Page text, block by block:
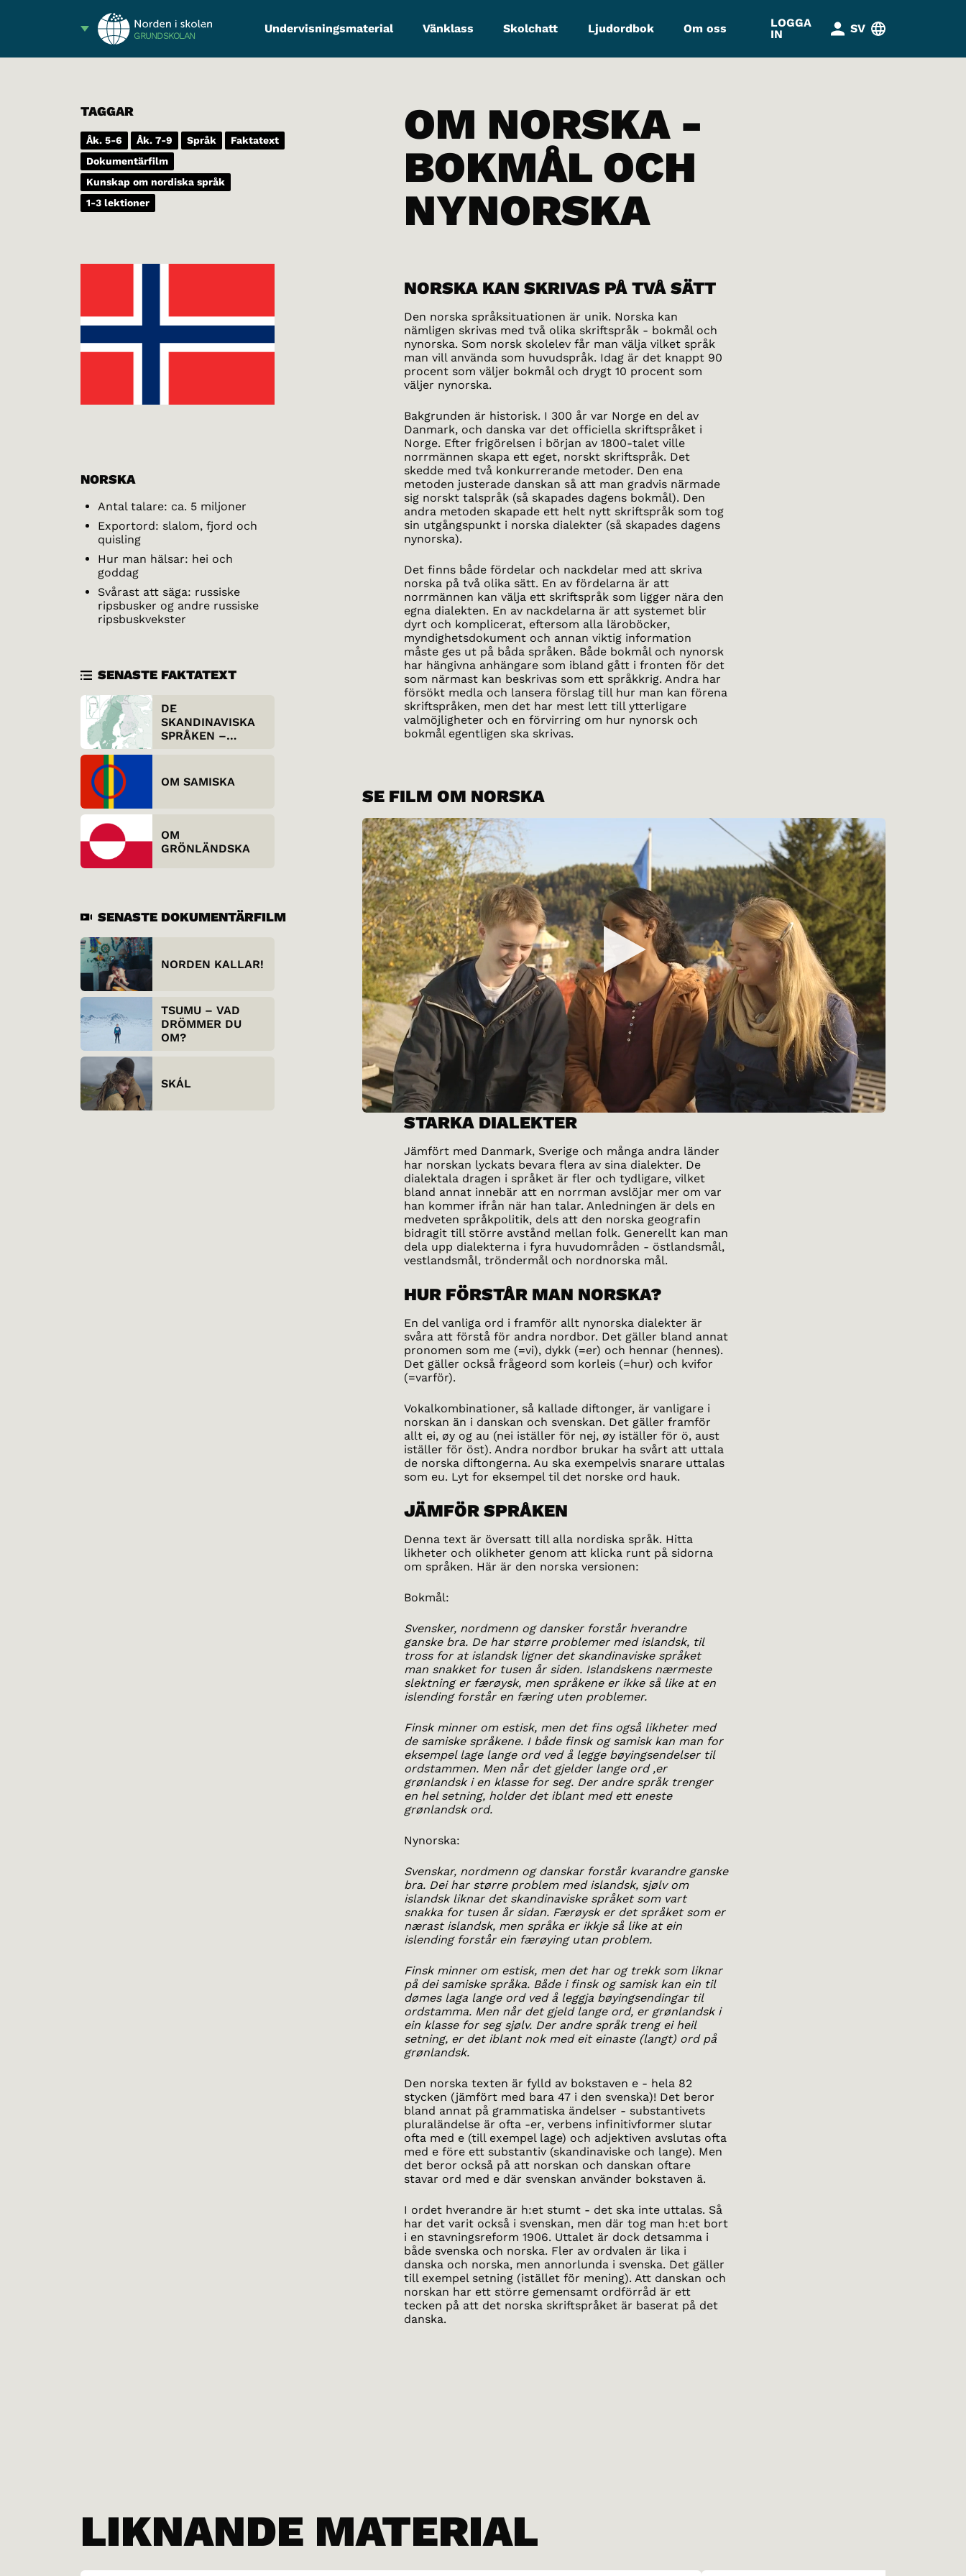
GRUNDSKOLAN
Undervisningsmaterial Vänklass Skolchatt Ljudordbok Om oss
LOGGA
IN
SV
TAGGAR
Åk. 5-6 Åk. 7-9 Språk
Faktatext
Dokumentärfilm
Kunskap om nordiska språk
1-3 lektioner
NORSKA
Antal talare: ca. 5 miljoner
Exportord: slalom, fjord och
quisling
Hur man hälsar: hei och
goddag
Svårast att säga: russiske
ripsbusker og andre russiske
ripsbuskvekster
SENASTE FAKTATEXT
DE
SKANDINAVISKA
SPRÅKEN –
OM SAMISKA
OM
GRÖNLÄNDSKA
SENASTE DOKUMENTÄRFILM
NORDEN KALLAR!
TSUMU – VAD
DRÖMMER DU
OM?
SKÁL
OM NORSKA -
BOKMÅL OCH
NYNORSKA
NORSKA KAN SKRIVAS PÅ TVÅ SÄTT
Den norska språksituationen är unik. Norska kan
nämligen skrivas med två olika skriftspråk - bokmål och
nynorska. Som norsk skolelev får man välja vilket språk
man vill använda som huvudspråk. Idag är det knappt 90
procent som väljer bokmål och drygt 10 procent som
väljer nynorska.
Bakgrunden är historisk. I 300 år var Norge en del av
Danmark, och danska var det officiella skriftspråket i
Norge. Efter frigörelsen i början av 1800-talet ville
norrmännen skapa ett eget, norskt skriftspråk. Det
skedde med två konkurrerande metoder. Den ena
metoden justerade danskan så att man gradvis närmade
sig norskt talspråk (så skapades dagens bokmål). Den
andra metoden skapade ett helt nytt skriftspråk som tog
sin utgångspunkt i norska dialekter (så skapades dagens
nynorska).
Det finns både fördelar och nackdelar med att skriva
norska på två olika sätt. En av fördelarna är att
norrmännen kan välja ett skriftspråk som ligger nära den
egna dialekten. En av nackdelarna är att systemet blir
dyrt och komplicerat, eftersom alla läroböcker,
myndighetsdokument och annan viktig information
måste ges ut på båda språken. Både bokmål och nynorsk
har hängivna anhängare som ibland gått i fronten för det
som närmast kan beskrivas som ett språkkrig. Andra har
försökt medla och lansera förslag till hur man kan förena
skriftspråken, men det har mest lett till ytterligare
valmöjligheter och en förvirring om hur nynorsk och
bokmål egentligen ska skrivas.
SE FILM OM NORSKA
STARKA DIALEKTER
Jämfört med Danmark, Sverige och många andra länder
har norskan lyckats bevara flera av sina dialekter. De
dialektala dragen i språket är fler och tydligare, vilket
bland annat innebär att en norrman avslöjar mer om var
han kommer ifrån när han talar. Anledningen är dels en
medveten språkpolitik, dels att den norska geografin
bidragit till större avstånd mellan folk. Generellt kan man
dela upp dialekterna i fyra huvudområden - östlandsmål,
vestlandsmål, tröndermål och nordnorska mål.
HUR FÖRSTÅR MAN NORSKA?
En del vanliga ord i framför allt nynorska dialekter är
svåra att förstå för andra nordbor. Det gäller bland annat
pronomen som me (=vi), dykk (=er) och hennar (hennes).
Det gäller också frågeord som korleis (=hur) och kvifor
(=varför).
Vokalkombinationer, så kallade diftonger, är vanligare i
norskan än i danskan och svenskan. Det gäller framför
allt ei, øy og au (nei iställer för nej, øy iställer för ö, aust
iställer för öst). Andra nordbor brukar ha svårt att uttala
de norska diftongerna. Au ska exempelvis snarare uttalas
som eu. Lyt for eksempel til det norske ord hauk.
JÄMFÖR SPRÅKEN
Denna text är översatt till alla nordiska språk. Hitta
likheter och olikheter genom att klicka runt på sidorna
om språken. Här är den norska versionen:
Bokmål:
Svensker, nordmenn og dansker forstår hverandre
ganske bra. De har større problemer med islandsk, til
tross for at islandsk ligner det skandinaviske språket
man snakket for tusen år siden. Islandskens nærmeste
slektning er færøysk, men språkene er ikke så like at en
islending forstår en færing uten problemer.
Finsk minner om estisk, men det fins også likheter med
de samiske språkene. I både finsk og samisk kan man for
eksempel lage lange ord ved å legge bøyingsendelser til
ordstammen. Men når det gjelder lange ord ,er
grønlandsk i en klasse for seg. Der andre språk trenger
en hel setning, holder det iblant med ett eneste
grønlandsk ord.
Nynorska:
Svenskar, nordmenn og danskar forstår kvarandre ganske
bra. Dei har større problem med islandsk, sjølv om
islandsk liknar det skandinaviske språket som vart
snakka for tusen år sidan. Færøysk er det språket som er
nærast islandsk, men språka er ikkje så like at ein
islending forstår ein færøying utan problem.
Finsk minner om estisk, men det har og trekk som liknar
på dei samiske språka. Både i finsk og samisk kan ein til
dømes laga lange ord ved å leggja bøyingsendingar til
ordstamma. Men når det gjeld lange ord, er grønlandsk i
ein klasse for seg sjølv. Der andre språk treng ei heil
setning, er det iblant nok med eit einaste (langt) ord på
grønlandsk.
Den norska texten är fylld av bokstaven e - hela 82
stycken (jämfört med bara 47 i den svenska)! Det beror
bland annat på grammatiska ändelser - substantivets
pluraländelse är ofta -er, verbens infinitivformer slutar
ofta med e (till exempel lage) och adjektiven avslutas ofta
med e före ett substantiv (skandinaviske och lange). Men
det beror också på att norskan och danskan oftare
stavar ord med e där svenskan använder bokstaven ä.
I ordet hverandre är h:et stumt - det ska inte uttalas. Så
har det varit också i svenskan, men där tog man h:et bort
i en stavningsreform 1906. Uttalet är dock detsamma i
både svenska och norska. Fler av ordvalen är lika i
danska och norska, men annorlunda i svenska. Det gäller
till exempel setning (istället för mening). Att danskan och
norskan har ett större gemensamt ordförråd är ett
tecken på att det norska skriftspråket är baserat på det
danska.
LIKNANDE MATERIAL